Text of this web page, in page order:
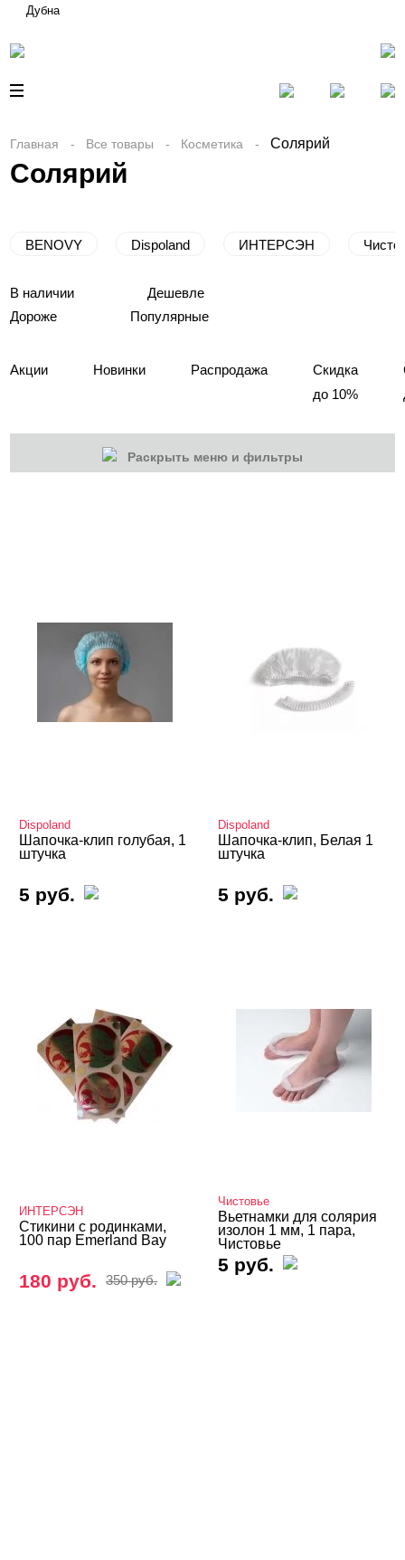
Дубна
Главная Все товары Косметика Солярий
Солярий
BENOVY Dispoland ИНТЕРСЭН
В наличии
Дешевле
Дороже
Популярные
Акции Новинки Распродажа
Скидка
до 10%
Раскрыть меню и фильтры
Распродажа
Волосы
Парафинотерапия
Уходовая косметика
Шугаринг, фитосмола
Депиляция, парафинотерапия
БРЕНДЫ Cвернуть
Чистовье
ЦЕНА
Dispoland
Шапочка-клип голубая, 1
штучка
5 руб.
Dispoland
Шапочка-клип, Белая 1
штучка
5 руб.
ИНТЕРСЭН
Стикини с родинками,
100 пар Emerland Bay
180 руб. 350 руб.
Чистовье
Вьетнамки для солярия
изолон 1 мм, 1 пара,
Чистовье
5 руб.